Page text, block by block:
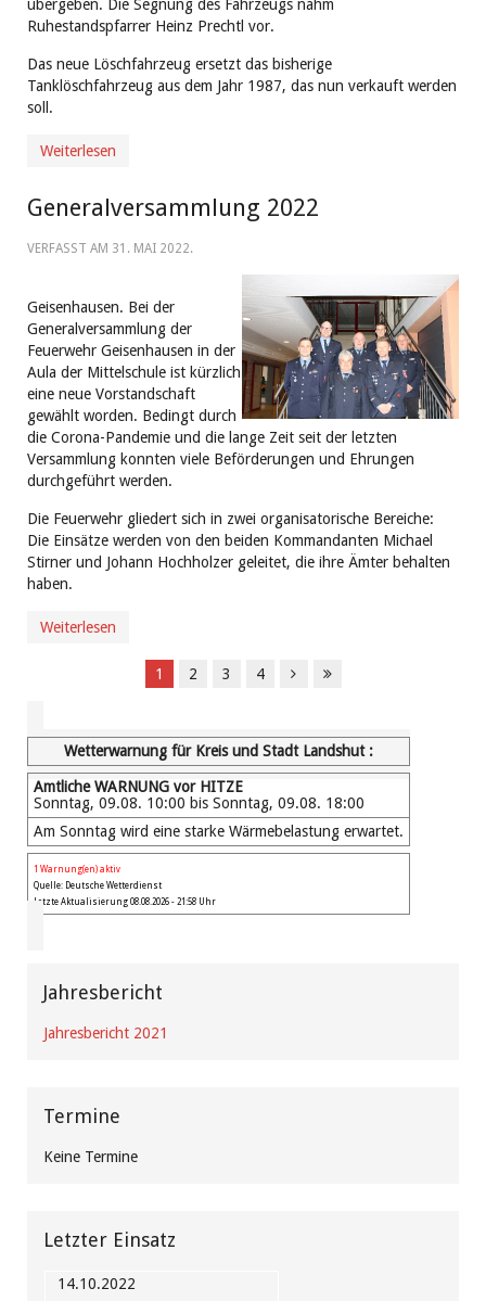
übergeben. Die Segnung des Fahrzeugs nahm
Ruhestandspfarrer Heinz Prechtl vor.
Das neue Löschfahrzeug ersetzt das bisherige
Tanklöschfahrzeug aus dem Jahr 1987, das nun verkauft werden
soll.
Weiterlesen
Generalversammlung 2022
VERFASST AM 31. MAI 2022.
Geisenhausen. Bei der
Generalversammlung der
Feuerwehr Geisenhausen in der
Aula der Mittelschule ist kürzlich
eine neue Vorstandschaft
gewählt worden. Bedingt durch
die Corona-Pandemie und die lange Zeit seit der letzten
Versammlung konnten viele Beförderungen und Ehrungen
durchgeführt werden.
Die Feuerwehr gliedert sich in zwei organisatorische Bereiche:
Die Einsätze werden von den beiden Kommandanten Michael
Stirner und Johann Hochholzer geleitet, die ihre Ämter behalten
haben.
Weiterlesen
1 2 3 4
Wetterwarnung für Kreis und Stadt Landshut :
Amtliche WARNUNG vor HITZE
Sonntag, 09.08. 10:00 bis Sonntag, 09.08. 18:00
Am Sonntag wird eine starke Wärmebelastung erwartet.
1 Warnung(en) aktiv
Quelle: Deutsche Wetterdienst
Letzte Aktualisierung 08.08.2026 - 21:58 Uhr
Jahresbericht
Jahresbericht 2021
Termine
Keine Termine
Letzter Einsatz
14.10.2022